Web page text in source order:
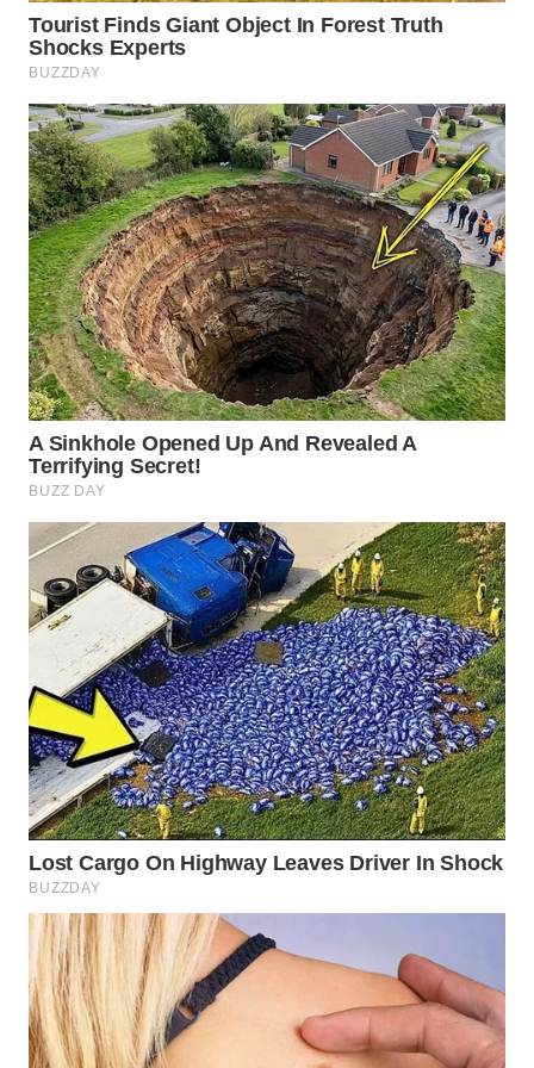
WN
NATUNA
WN
BINTAN
WN
MANDALIKA
WN
LIKUPANG
WN
LABUANBAJO
WN
BORNEO
Wahana
Media
Group
WAHANA
NEWS
WAHANA
TANI
WAHANA
ADVOKAT
WAHANA
INFRASTRUKTUR
WAHANA
KONSUMEN